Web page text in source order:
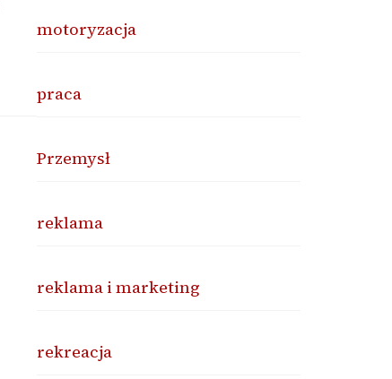
motoryzacja
praca
Przemysł
reklama
reklama i marketing
rekreacja